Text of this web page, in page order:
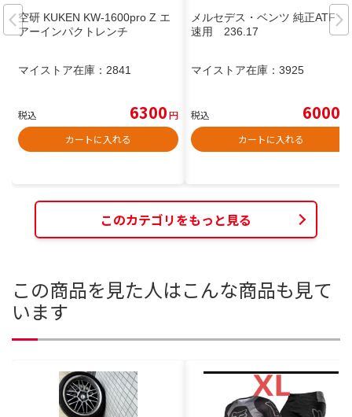
空研 KUKEN KW-1600pro Z エ
アーインパクトレンチ
マイストア在庫： 2841
税込 6300円
カートに入れる
メルセデス・ベンツ 純正ATF 9
速用 236.17
マイストア在庫： 3925
税込 6000
カートに入れる
このカテゴリをもっと見る
この商品を見た人はこんな商品も見て
います